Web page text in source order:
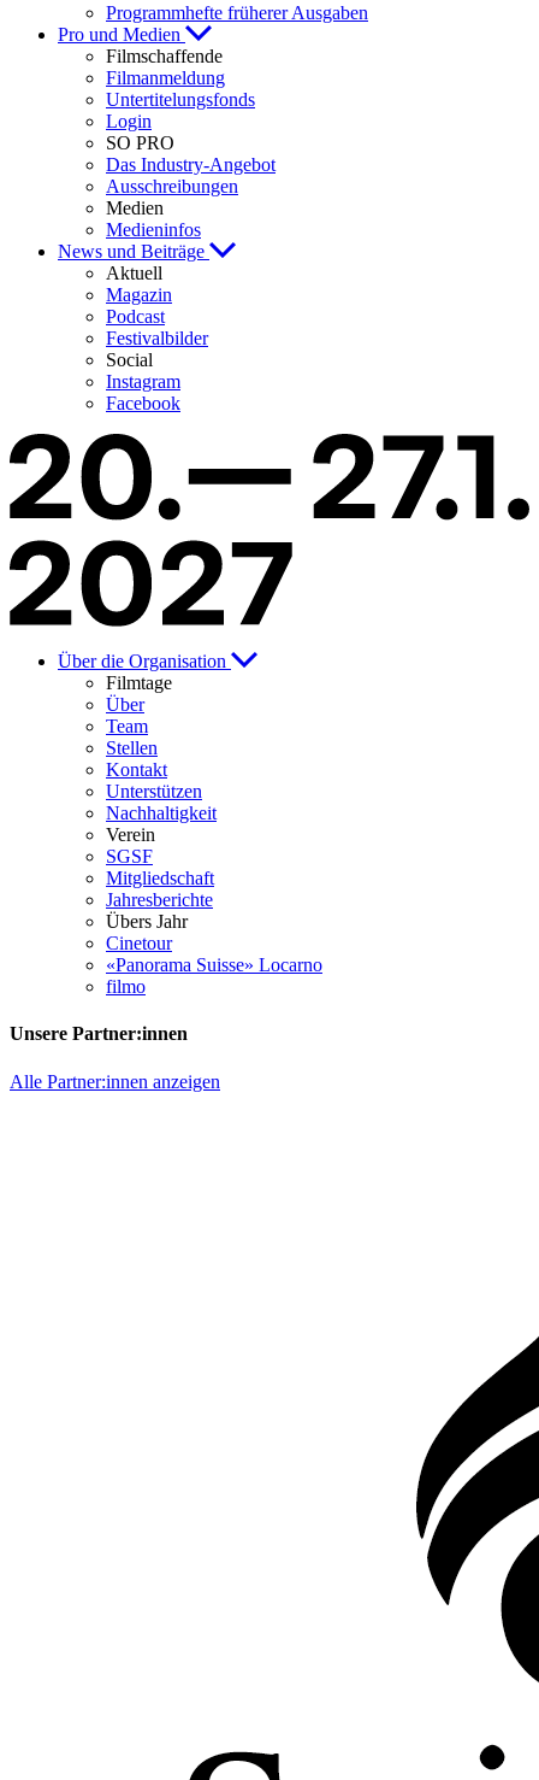
Programmhefte früherer Ausgaben
Pro und Medien
Filmschaffende
Filmanmeldung
Untertitelungsfonds
Login
SO PRO
Das Industry-Angebot
Ausschreibungen
Medien
Medieninfos
News und Beiträge
Aktuell
Magazin
Podcast
Festivalbilder
Social
Instagram
Facebook
Über die Organisation
Filmtage
Über
Team
Stellen
Kontakt
Unterstützen
Nachhaltigkeit
Verein
SGSF
Mitgliedschaft
Jahresberichte
Übers Jahr
Cinetour
«Panorama Suisse» Locarno
filmo
Unsere Partner:innen
Alle Partner:innen anzeigen